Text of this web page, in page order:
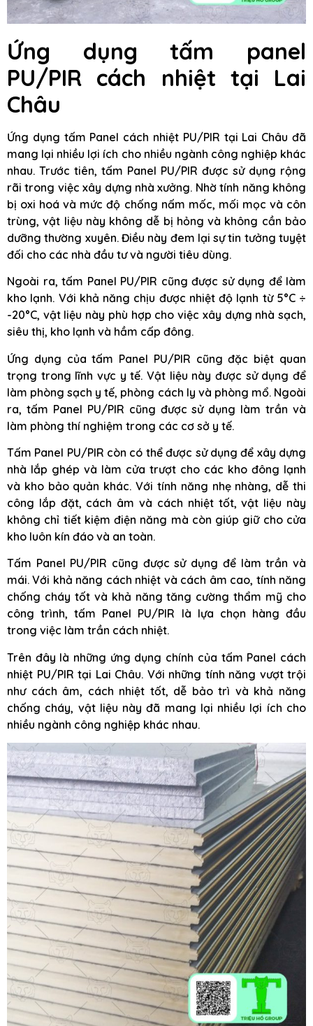
Ứng dụng tấm panel
PU/PIR cách nhiệt tại Lai
Châu
Ứng dụng tấm Panel cách nhiệt PU/PIR tại Lai Châu đã
mang lại nhiều lợi ích cho nhiều ngành công nghiệp khác
nhau. Trước tiên, tấm Panel PU/PIR được sử dụng rộng
rãi trong việc xây dựng nhà xưởng. Nhờ tính năng không
bị oxi hoá và mức độ chống nấm mốc, mối mọc và côn
trùng, vật liệu này không dễ bị hỏng và không cần bảo
dưỡng thường xuyên. Điều này đem lại sự tin tưởng tuyệt
đối cho các nhà đầu tư và người tiêu dùng.
Ngoài ra, tấm Panel PU/PIR cũng được sử dụng để làm
kho lạnh. Với khả năng chịu được nhiệt độ lạnh từ 5°C ÷
-20°C, vật liệu này phù hợp cho việc xây dựng nhà sạch,
siêu thị, kho lạnh và hầm cấp đông.
Ứng dụng của tấm Panel PU/PIR cũng đặc biệt quan
trọng trong lĩnh vực y tế. Vật liệu này được sử dụng để
làm phòng sạch y tế, phòng cách ly và phòng mổ. Ngoài
ra, tấm Panel PU/PIR cũng được sử dụng làm trần và
làm phòng thí nghiệm trong các cơ sở y tế.
Tấm Panel PU/PIR còn có thể được sử dụng để xây dựng
nhà lắp ghép và làm cửa trượt cho các kho đông lạnh
và kho bảo quản khác. Với tính năng nhẹ nhàng, dễ thi
công lắp đặt, cách âm và cách nhiệt tốt, vật liệu này
không chỉ tiết kiệm điện năng mà còn giúp giữ cho cửa
kho luôn kín đáo và an toàn.
Tấm Panel PU/PIR cũng được sử dụng để làm trần và
mái. Với khả năng cách nhiệt và cách âm cao, tính năng
chống cháy tốt và khả năng tăng cường thẩm mỹ cho
công trình, tấm Panel PU/PIR là lựa chọn hàng đầu
trong việc làm trần cách nhiệt.
Trên đây là những ứng dụng chính của tấm Panel cách
nhiệt PU/PIR tại Lai Châu. Với những tính năng vượt trội
như cách âm, cách nhiệt tốt, dễ bảo trì và khả năng
chống cháy, vật liệu này đã mang lại nhiều lợi ích cho
nhiều ngành công nghiệp khác nhau.